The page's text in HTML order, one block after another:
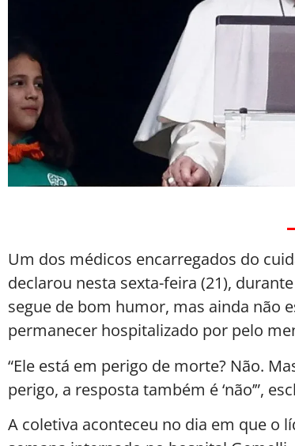
Um dos médicos encarregados do
declarou nesta sexta-feira (21),
segue de bom humor, mas ainda não
permanecer hospitalizado por pelo
“Ele está em perigo de morte? Não.
perigo, a resposta também é ‘não’”,
A coletiva aconteceu no dia em que o